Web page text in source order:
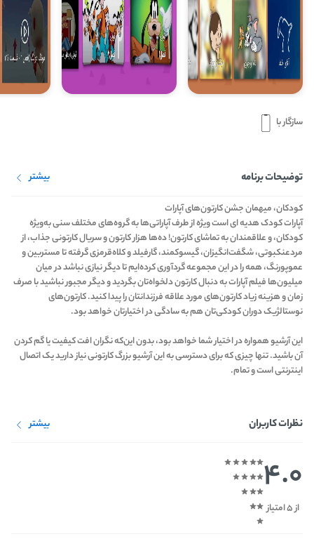
سازگار با
توضیحات برنامه بیشتر
کودکان، میهمان جشن کارتون‌های آپارات
آپارات کودک هدیه ای است ویژه از طرف آپاراتی‌ها به گروه‌های مختلف سنی به‌ویژه
کودکان، و علاقمندان به تماشای کارتون! ده‌ها هزار کارتون و سریال کارتونی جذاب، از
مرد‌عنکبوتی، شگفت‌انگیزان، گیسو‌کمند، گارفیلد و کلاه‌قرمزی گرفته تا مستربین و
عموپورنگ، همه را در این مجموعه گردآوری کرده‌ایم تا دیگر نیازی نباشد در میان
میلیون‌ها فیلم آپارات به دنبال کارتون دلخواه‌تان بگردید و دیگر مجبور نباشید با صرف
زمان و هزینه زیاد کارتون‌های مورد علاقه فرزندانتان را پیدا کنید. کارتون‌های
نوستالژیک دوران کودکی‌تان هم به سادگی در اختیارتان خواهد بود.
این آرشیو همواره در اختیار شما خواهد بود، بدون این‌که نگران افت کیفیت یا گم کردن
آن باشید. تنها چیزی که برای دسترسی به این آرشیو بزرگ کارتونی نیاز دارید یک اتصال
اینترنتی است و تمام.
نظرات کاربران بیشتر
4.0
از 5 امتیاز